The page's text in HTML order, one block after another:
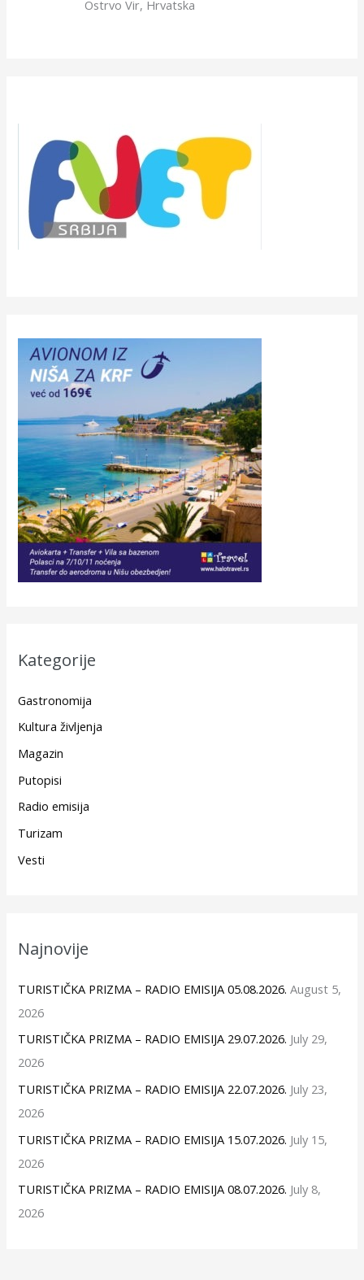
Ostrvo Vir, Hrvatska
Kategorije
Gastronomija
Kultura življenja
Magazin
Putopisi
Radio emisija
Turizam
Vesti
Najnovije
TURISTIČKA PRIZMA – RADIO EMISIJA 05.08.2026. August 5,
2026
TURISTIČKA PRIZMA – RADIO EMISIJA 29.07.2026. July 29,
2026
TURISTIČKA PRIZMA – RADIO EMISIJA 22.07.2026. July 23,
2026
TURISTIČKA PRIZMA – RADIO EMISIJA 15.07.2026. July 15,
2026
TURISTIČKA PRIZMA – RADIO EMISIJA 08.07.2026. July 8,
2026